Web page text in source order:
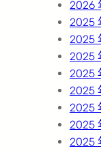
2026
2025
2025
2025
2025
2025
2025
2025
2025